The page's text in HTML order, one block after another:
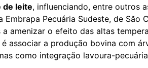
de leite, influenciando, entre outros
Pecuária Sudeste, de São
amenizar o efeito das altas
associar a produção bovina com
como integração lavoura-